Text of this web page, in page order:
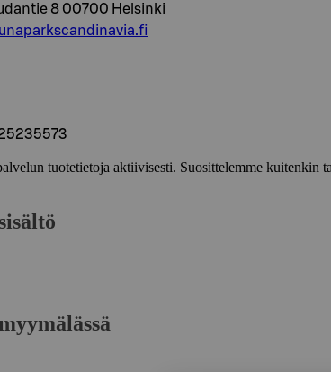
8 00700 Helsinki
tuotetietoja aktiivisesti. Suosittelemme kuitenkin